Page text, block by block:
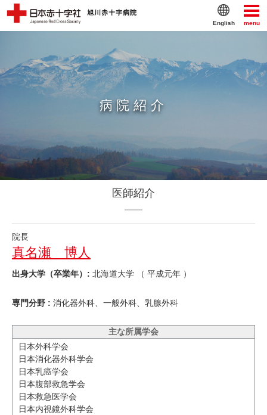
menu
English
病院紹介
医師紹介
院長
真名瀬 博人
出身大学（卒業年）: 北海道大学 （ 平成元年 ）
専門分野 : 消化器外科、一般外科、乳腺外科
主な所属学会
日本外科学会
日本消化器外科学会
日本乳癌学会
日本腹部救急学会
日本救急医学会
日本内視鏡外科学会